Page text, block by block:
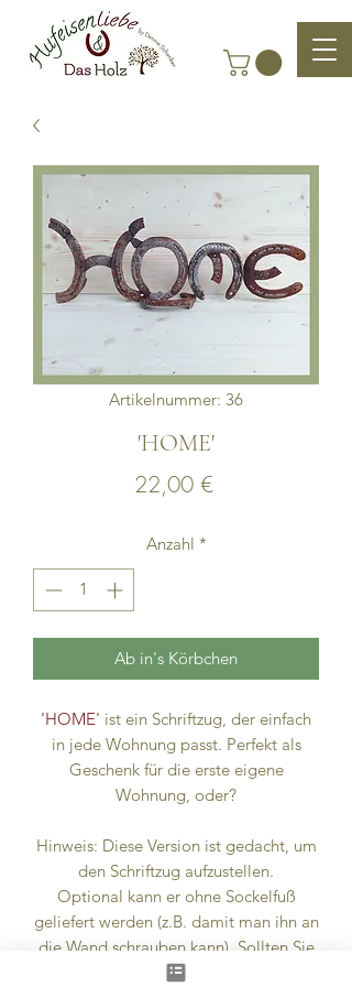
Artikelnummer: 36
'HOME'
22,00 €Preis
Anzahl *
Ab in's Körbchen
'HOME' ist ein Schriftzug, der einfach
in jede Wohnung passt. Perfekt als
Geschenk für die erste eigene
Wohnung, oder?
Hinweis: Diese Version ist gedacht, um
den Schriftzug aufzustellen.
Optional kann er ohne Sockelfuß
geliefert werden (z.B. damit man ihn an
die Wand schrauben kann). Sollten Sie
das wünschen, bitten wir um einen